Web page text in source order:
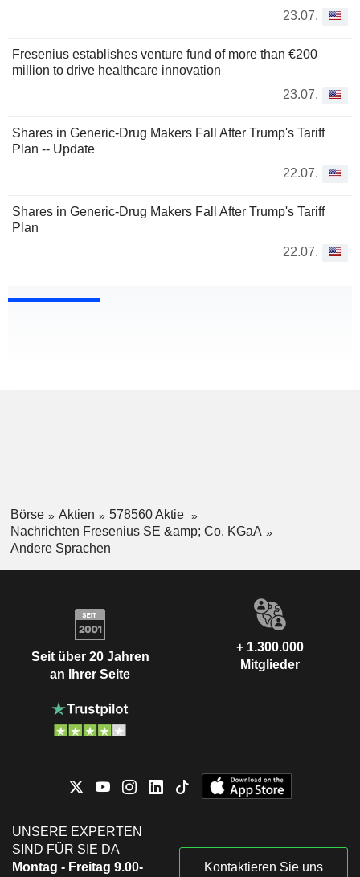
23.07.
Fresenius establishes venture fund of more than €200
million to drive healthcare innovation
23.07.
Shares in Generic-Drug Makers Fall After Trump's Tariff
Plan -- Update
22.07.
Shares in Generic-Drug Makers Fall After Trump's Tariff
Plan
22.07.
Börse Aktien
578560 Aktie
Nachrichten Fresenius SE &amp; Co. KGaA
Andere Sprachen
Seit über 20 Jahren
an Ihrer Seite
+ 1.300.000
Mitglieder
UNSERE EXPERTEN
SIND FÜR SIE DA
Montag - Freitag 9.00-
Kontaktieren Sie uns